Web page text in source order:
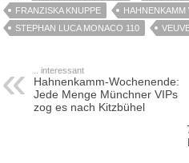
FRANZISKA KNUPPE
STEPHAN LUCA MONACO 110
.. interessant
Hahnenkamm-Wochenende:
Jede Menge Münchner VIPs
zog es nach Kitzbühel